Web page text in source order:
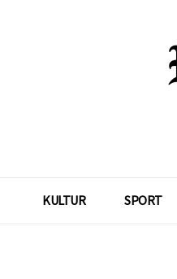
KULTUR SPORT